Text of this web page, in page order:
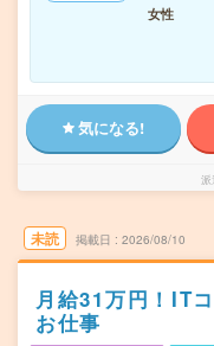
女性
気になる!
派
未読 掲載日 2026/08/10
月給31万円！IT
お仕事